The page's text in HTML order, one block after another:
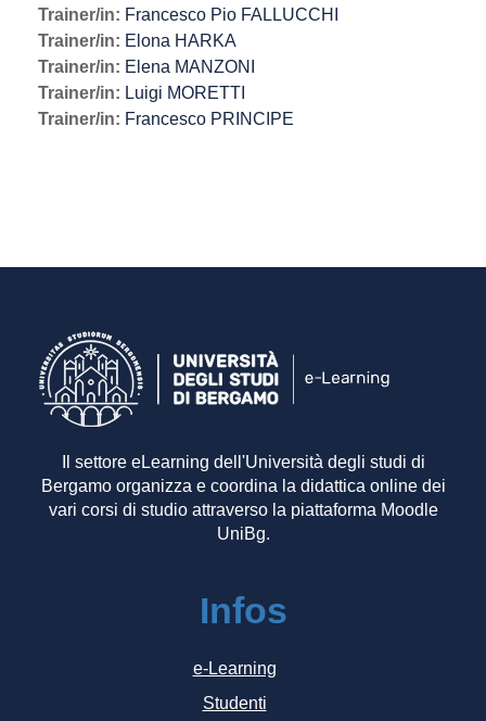
Trainer/in: Francesco Pio FALLUCCHI
Trainer/in: Elona HARKA
Trainer/in: Elena MANZONI
Trainer/in: Luigi MORETTI
Trainer/in: Francesco PRINCIPE
Il settore eLearning dell'Università degli studi di
Bergamo organizza e coordina la didattica online dei
vari corsi di studio attraverso la piattaforma Moodle
UniBg.
Infos
e-Learning
Studenti